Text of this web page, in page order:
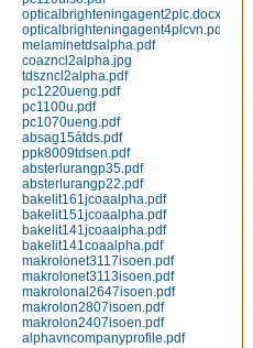
Nhựa Phenolic 141 (Bakelit) ép
đứng
Chi tiết
Nhựa Phenolic 141J (Bakelit) ép
phun
Chi tiết Mua hàng
opticalbrighteningagent2plc.docx
opticalbrighteningagent4plcvn.pdf
melaminetdsalpha.pdf
coazncl2alpha.jpg
tdszncl2alpha.pdf
pc1220ueng.pdf
pc1100u.pdf
pc1070ueng.pdf
absag15átds.pdf
ppk8009tdsen.pdf
absterlurangp35.pdf
absterlurangp22.pdf
bakelit161jcoaalpha.pdf
bakelit151jcoaalpha.pdf
bakelit141jcoaalpha.pdf
bakelit141coaalpha.pdf
makrolonet3117isoen.pdf
makrolonet3113isoen.pdf
makrolonal2647isoen.pdf
makrolon2807isoen.pdf
makrolon2407isoen.pdf
alphavncompanyprofile.pdf